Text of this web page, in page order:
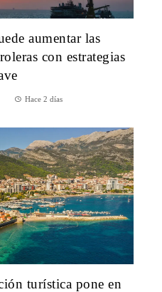
aumentar las
con estrategias
Hace 2 días
turística pone en